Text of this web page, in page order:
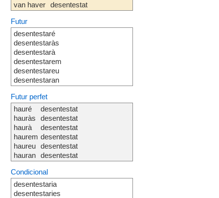
van haver desentestat
Futur
desentestaré
desentestaràs
desentestarà
desentestarem
desentestareu
desentestaran
Futur perfet
hauré
hauràs
haurà
haurem
haureu
hauran
desentestat
desentestat
desentestat
desentestat
desentestat
desentestat
Condicional
desentestaria
desentestaries